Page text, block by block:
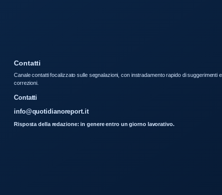
Contatti
Canale contatti focalizzato sulle segnalazioni, con instradamento rapido di suggerimenti e
correzioni.
Contatti
info@quotidianoreport.it
Risposta della redazione: in genere entro un giorno lavorativo.